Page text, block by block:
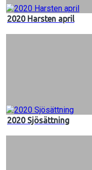
2020 Harsten april
2020 Sjösättning